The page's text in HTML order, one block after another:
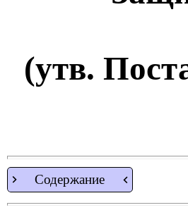
(утв.
Содержание